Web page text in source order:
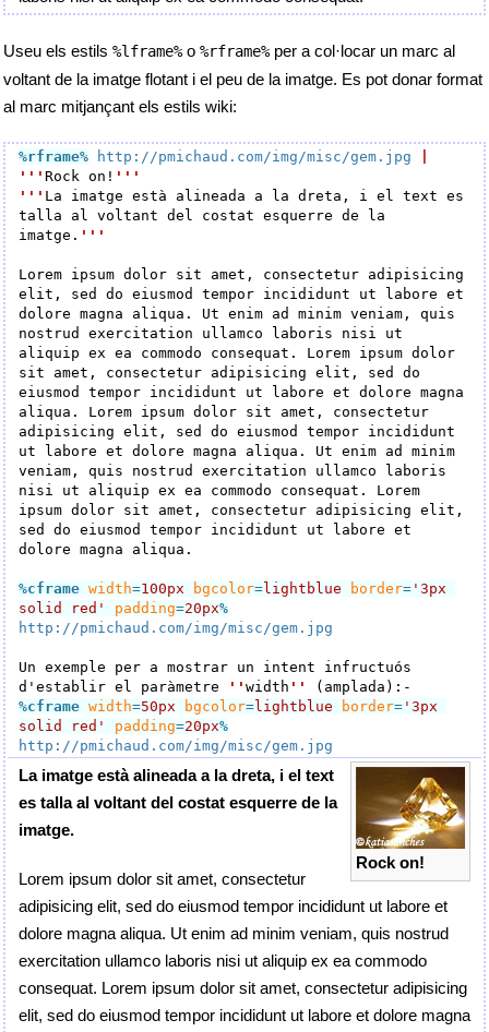
Useu els estils %lframe%o %rframe%per a col·locar un marc al
voltant de la imatge flotant i el peu de la imatge. Es pot donar format
al marc mitjançant els estils wiki:
%rframe% http://pmichaud.com/img/misc/gem.jpg
''' Rock on! '''
''' La imatge està alineada a la dreta, i el text es
talla al voltant del costat esquerre de la
imatge. '''
Lorem ipsum dolor sit amet, consectetur adipisicing
elit, sed do eiusmod tempor incididunt ut labore et
dolore magna aliqua. Ut enim ad minim veniam, quis
nostrud exercitation ullamco laboris nisi ut
aliquip ex ea commodo consequat. Lorem ipsum dolor
sit amet, consectetur adipisicing elit, sed do
eiusmod tempor incididunt ut labore et dolore magna
aliqua. Lorem ipsum dolor sit amet, consectetur
adipisicing elit, sed do eiusmod tempor incididunt
ut labore et dolore magna aliqua. Ut enim ad minim
veniam, quis nostrud exercitation ullamco laboris
nisi ut aliquip ex ea commodo consequat. Lorem
ipsum dolor sit amet, consectetur adipisicing elit,
sed do eiusmod tempor incididunt ut labore et
dolore magna aliqua.
%cframe width=100px bgcolor=lightblue border= '3px
solid red'
padding=20px%
http://pmichaud.com/img/misc/gem.jpg
Un exemple per a mostrar un intent infructuós
d'establir el paràmetre
'' width ''
%cframe width=50px bgcolor=lightblue border= '3px
solid red'
padding=20px%
http://pmichaud.com/img/misc/gem.jpg
Rock on!
La imatge està alineada a la dreta, i el text
es talla al voltant del costat esquerre de la
imatge.
Lorem ipsum dolor sit amet, consectetur
adipisicing elit, sed do eiusmod tempor incididunt ut labore et
dolore magna aliqua. Ut enim ad minim veniam, quis nostrud
exercitation ullamco laboris nisi ut aliquip ex ea commodo
consequat. Lorem ipsum dolor sit amet, consectetur adipisicing
elit, sed do eiusmod tempor incididunt ut labore et dolore magna